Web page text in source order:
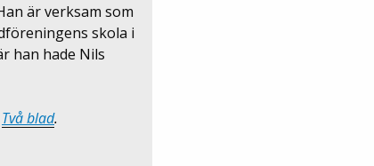
är verksam som
skola i
han hade Nils
Två blad.